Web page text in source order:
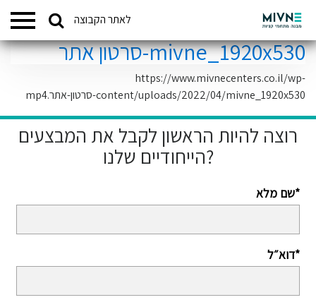
לאתר הקבוצה המתחמים שלנו
mivne_1920x530-סרטון אתר
https://www.mivnecenters.co.il/wp-
content/uploads/2022/04/mivne_1920x530-סרטון-אתר.mp4
רוצה להיות הראשון לקבל את המבצעים
הייחודיים שלנו?
שם מלא*
דוא״ל*